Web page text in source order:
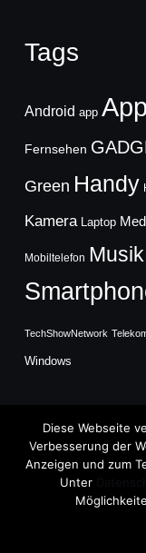
Tags
Android app
Fernsehen
Green Handy
Kamera Laptop
Mobiltelefon Musik
TechShowNetwork
Windows
Copyright © 2026
TechFieber Blog
Diese Webseite
Verbesserung der
Anzeigen und zum
Unter